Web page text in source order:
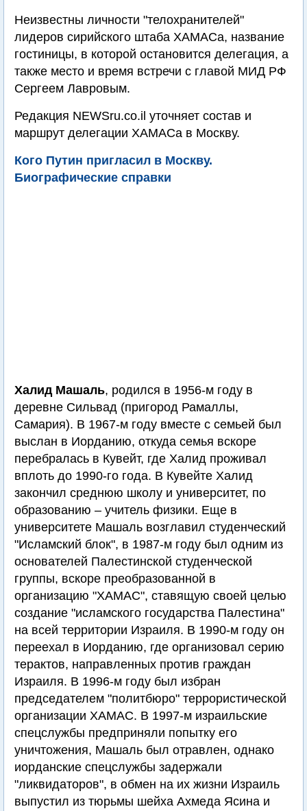
Неизвестны личности "телохранителей"
лидеров сирийского штаба ХАМАСа, название
гостиницы, в которой остановится делегация, а
также место и время встречи с главой МИД РФ
Сергеем Лавровым.
Редакция NEWSru.co.il уточняет состав и
маршрут делегации ХАМАСа в Москву.
Кого Путин пригласил в Москву.
Биографические справки
Халид Машаль, родился в 1956-м году в
деревне Сильвад (пригород Рамаллы,
Самария). В 1967-м году вместе с семьей был
выслан в Иорданию, откуда семья вскоре
перебралась в Кувейт, где Халид проживал
вплоть до 1990-го года. В Кувейте Халид
закончил среднюю школу и университет, по
образованию – учитель физики. Еще в
университете Машаль возглавил студенческий
"Исламский блок", в 1987-м году был одним из
основателей Палестинской студенческой
группы, вскоре преобразованной в
организацию "ХАМАС", ставящую своей целью
создание "исламского государства Палестина"
на всей территории Израиля. В 1990-м году он
переехал в Иорданию, где организовал серию
терактов, направленных против граждан
Израиля. В 1996-м году был избран
председателем "политбюро" террористической
организации ХАМАС. В 1997-м израильские
спецслужбы предприняли попытку его
уничтожения, Машаль был отравлен, однако
иорданские спецслужбы задержали
"ликвидаторов", в обмен на их жизни Израиль
выпустил из тюрьмы шейха Ахмеда Ясина и